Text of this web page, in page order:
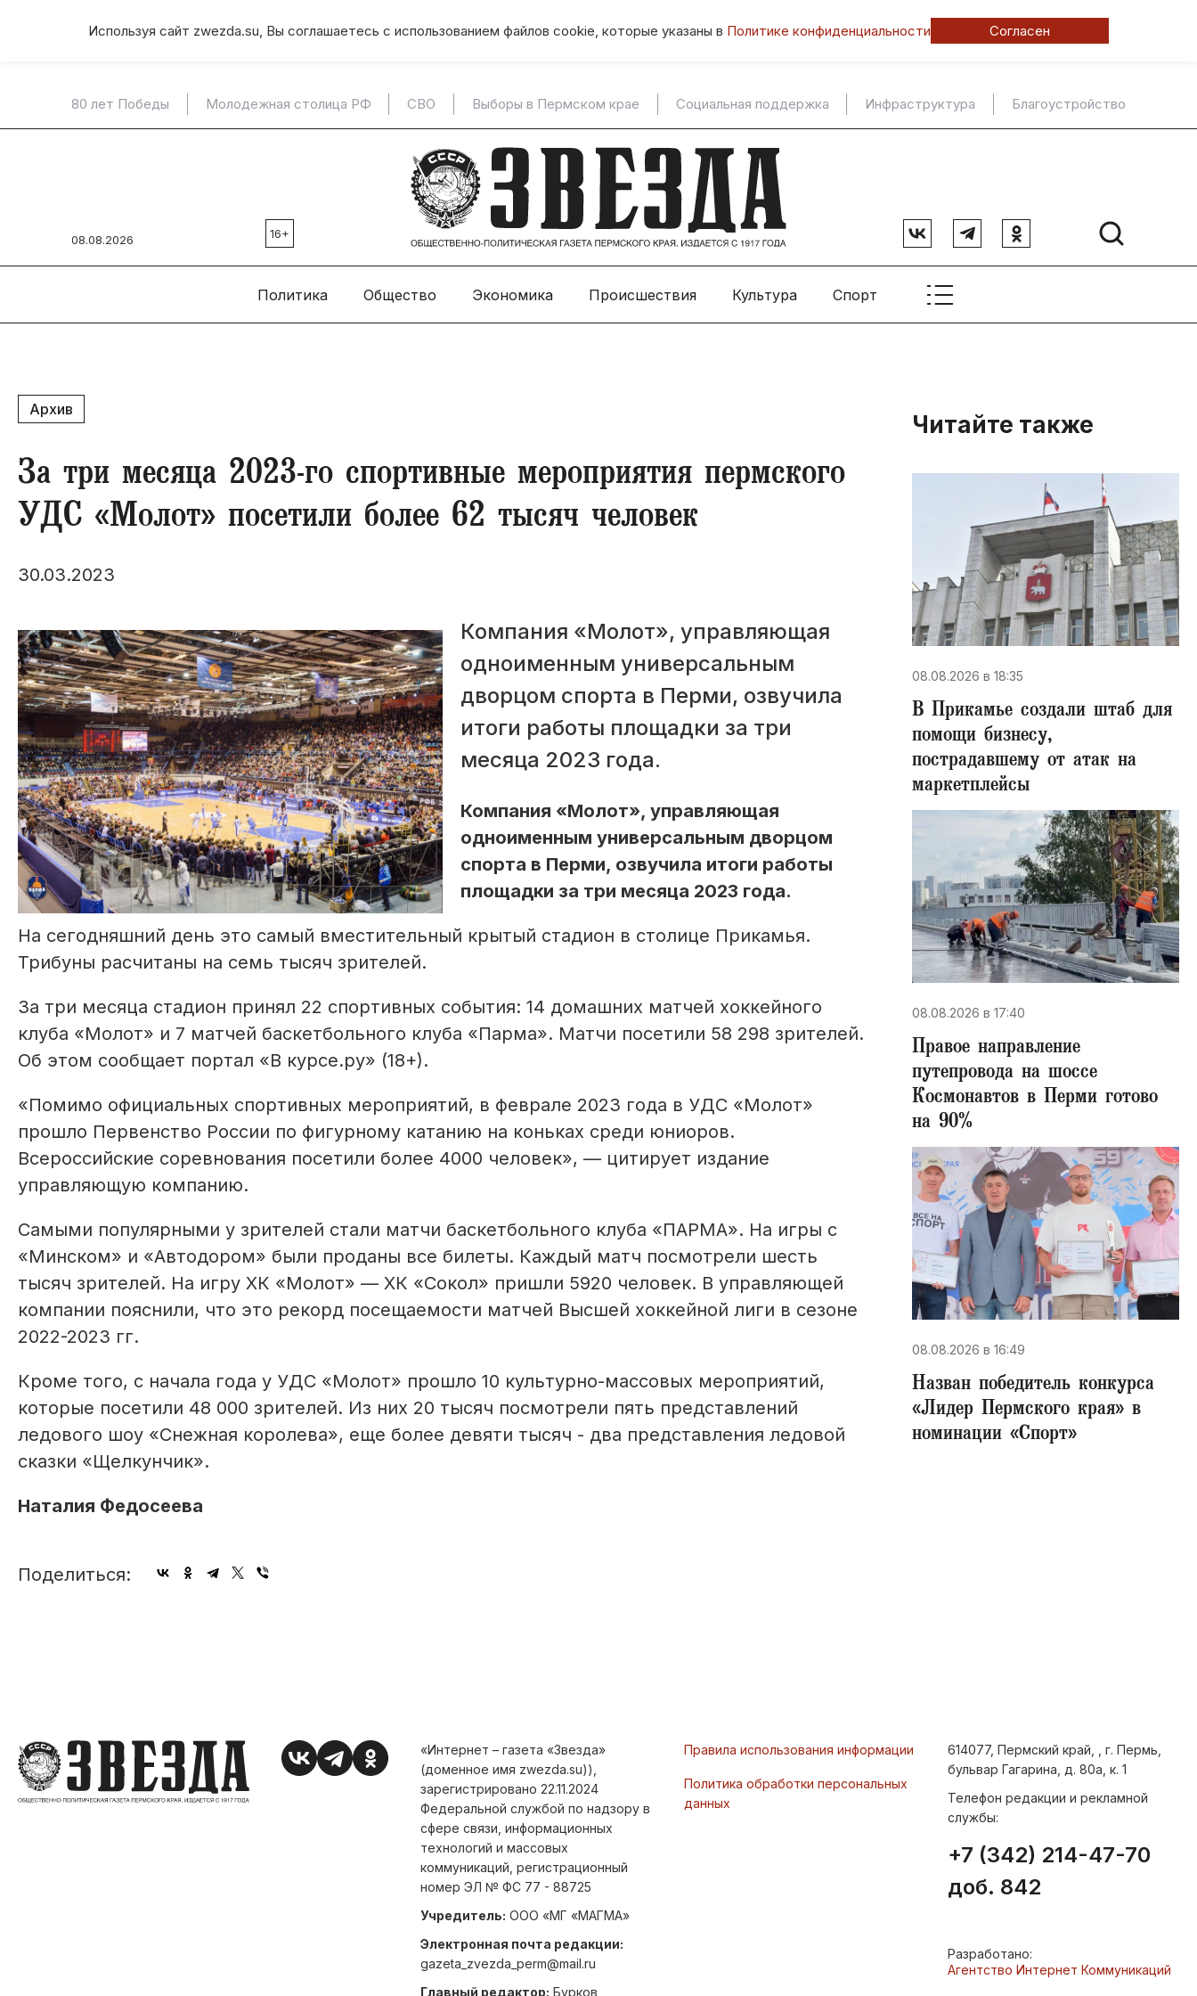
Используя сайт zwezda.su, Вы соглашаетесь с использованием файлов cookie, которые указаны в Политике конфиденциальности Согласен
80 лет Победы Молодежная столица РФ СВО Выборы в Пермском крае Социальная поддержка Инфраструктура Благоустройство
08.08.2026 16+
Политика Общество Экономика Происшествия Культура Спорт
Архив
За три месяца 2023-го спортивные мероприятия пермского
УДС «Молот» посетили более 62 тысяч человек
30.03.2023
Компания «Молот», управляющая
одноименным универсальным
дворцом спорта в Перми, озвучила
итоги работы площадки за три
месяца 2023 года.
Компания «Молот», управляющая
одноименным универсальным дворцом
спорта в Перми, озвучила итоги работы
площадки за три месяца 2023 года.
На сегодняшний день это самый вместительный крытый стадион в столице Прикамья.
Трибуны расчитаны на семь тысяч зрителей.
За три месяца стадион принял 22 спортивных события: 14 домашних матчей хоккейного
клуба «Молот» и 7 матчей баскетбольного клуба «Парма». Матчи посетили 58 298 зрителей.
Об этом сообщает портал «В курсе.ру» (18+).
«Помимо официальных спортивных мероприятий, в феврале 2023 года в УДС «Молот»
прошло Первенство России по фигурному катанию на коньках среди юниоров.
Всероссийские соревнования посетили более 4000 человек», — цитирует издание
управляющую компанию.
Самыми популярными у зрителей стали матчи баскетбольного клуба «ПАРМА». На игры с
«Минском» и «Автодором» были проданы все билеты. Каждый матч посмотрели шесть
тысяч зрителей. На игру ХК «Молот» — ХК «Сокол» пришли 5920 человек. В управляющей
компании пояснили, что это рекорд посещаемости матчей Высшей хоккейной лиги в сезоне
2022-2023 гг.
Кроме того, с начала года у УДС «Молот» прошло 10 культурно-массовых мероприятий,
которые посетили 48 000 зрителей. Из них 20 тысяч посмотрели пять представлений
ледового шоу «Снежная королева», еще более девяти тысяч - два представления ледовой
сказки «Щелкунчик».
Наталия Федосеева
Поделиться:
Читайте также
08.08.2026 в 18:35
В Прикамье создали штаб для
помощи бизнесу,
пострадавшему от атак на
маркетплейсы
08.08.2026 в 17:40
Правое направление
путепровода на шоссе
Космонавтов в Перми готово
на 90%
08.08.2026 в 16:49
Назван победитель конкурса
«Лидер Пермского края» в
номинации «Спорт»
«Интернет – газета «Звезда»
(доменное имя zwezda.su)),
зарегистрировано 22.11.2024
Федеральной службой по надзору в
сфере связи, информационных
технологий и массовых
коммуникаций, регистрационный
номер ЭЛ № ФС 77 - 88725
Учредитель: ООО «МГ «МАГМА»
Электронная почта редакции:
gazeta_zvezda_perm@mail.ru
Главный редактор: Бурков
Правила использования информации
Политика обработки персональных
данных
614077, Пермский край, , г. Пермь,
бульвар Гагарина, д. 80а, к. 1
Телефон редакции и рекламной
службы:
+7 (342) 214-47-70
доб. 842
Разработано:
Агентство Интернет Коммуникаций